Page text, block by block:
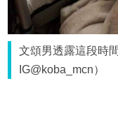
文頌男透露這段時
IG@koba_mcn）